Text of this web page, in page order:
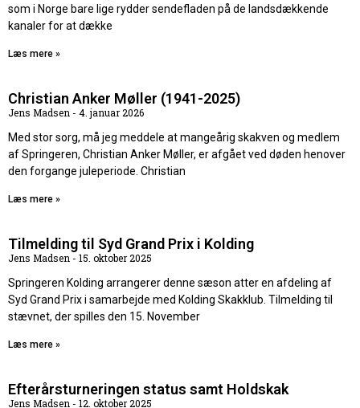
som i Norge bare lige rydder sendefladen på de landsdækkende
kanaler for at dække
Læs mere »
Christian Anker Møller (1941-2025)
Jens Madsen
4. januar 2026
Med stor sorg, må jeg meddele at mangeårig skakven og medlem
af Springeren, Christian Anker Møller, er afgået ved døden henover
den forgange juleperiode. Christian
Læs mere »
Tilmelding til Syd Grand Prix i Kolding
Jens Madsen
15. oktober 2025
Springeren Kolding arrangerer denne sæson atter en afdeling af
Syd Grand Prix i samarbejde med Kolding Skakklub. Tilmelding til
stævnet, der spilles den 15. November
Læs mere »
Efterårsturneringen status samt Holdskak
Jens Madsen 12. oktober 2025